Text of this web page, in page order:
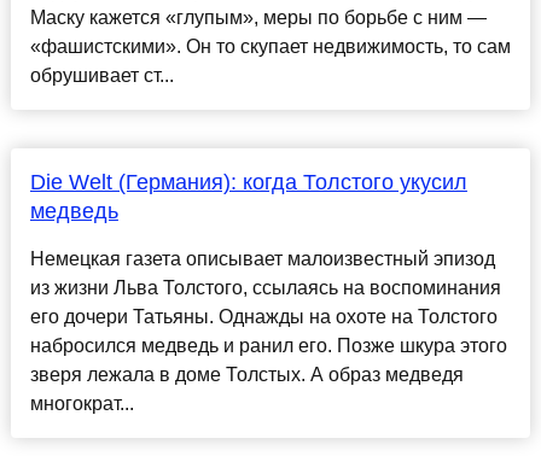
Маску кажется «глупым», меры по борьбе с ним —
«фашистскими». Он то скупает недвижимость, то сам
обрушивает ст...
Die Welt (Германия): когда Толстого укусил
медведь
Немецкая газета описывает малоизвестный эпизод
из жизни Льва Толстого, ссылаясь на воспоминания
его дочери Татьяны. Однажды на охоте на Толстого
набросился медведь и ранил его. Позже шкура этого
зверя лежала в доме Толстых. А образ медведя
многократ...